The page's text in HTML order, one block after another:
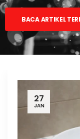
BACA ARTIKEL
27
JAN